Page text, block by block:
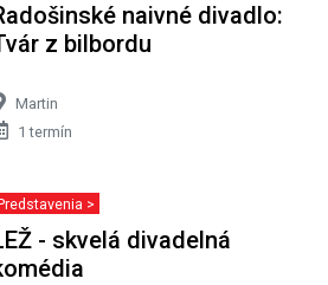
naivné divadlo:
z bilbordu
Martin
1 termín
>
- skvelá divadelná